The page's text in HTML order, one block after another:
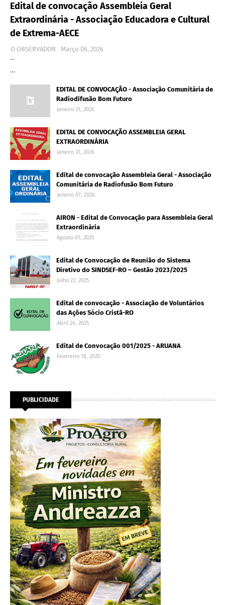
Edital de convocação Assembleia Geral
Extraordinária - Associação Educadora e Cultural
de Extrema-AECE
O OBSERVADOR
Março 06, 2026
…
…
EDITAL DE CONVOCAÇÃO - Associação Comunitária de
Radiodifusão Bom Futuro
Janeiro 31, 2026
EDITAL DE CONVOCAÇÃO ASSEMBLEIA GERAL
EXTRAORDINÁRIA
Janeiro 31, 2026
Edital de convocação Assembleia Geral - Associação
Comunitária de Radiofusão Bom Futuro
Janeiro 07, 2026
AIRON - Edital de Convocação para Assembleia Geral
Extraordinária
Agosto 01, 2025
Edital de Convocação de Reunião do Sistema
Diretivo do SINDSEF-RO – Gestão 2023/2025
Julho 22, 2025
Edital de convocação - Associação de Voluntários
das Ações Sócio Cristã-RO
Abril 24, 2025
Edital de Convocação 001/2025 - ARUANA
Fevereiro 18, 2025
PUBLICIDADE